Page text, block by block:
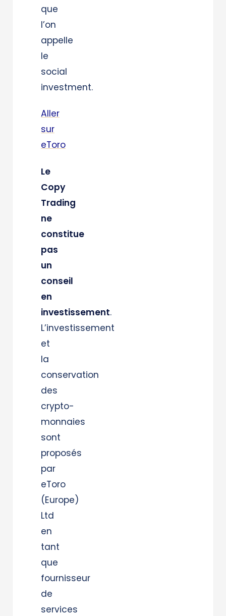
que
l’on
appelle
le
social
investment.
Aller
sur
eToro
Le
Copy
Trading
ne
constitue
pas
un
conseil
en
investissement.
L’investissement
et
la
conservation
des
crypto-
monnaies
sont
proposés
par
eToro
(Europe)
Ltd
en
tant
que
fournisseur
de
services